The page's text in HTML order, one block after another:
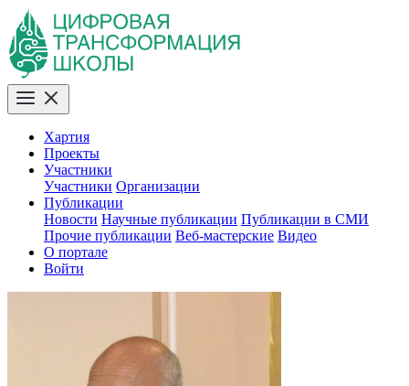
Хартия
Проекты
Участники
Участники Организации
Публикации
Новости Научные публикации Публикации в СМИ
Прочие публикации Веб-мастерские Видео
О портале
Войти